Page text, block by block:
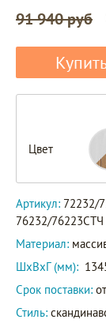
91 940 руб
Цвет
Артикул: 72232/
76232/76223СТЧ
Материал:
ШxВxГ (мм):
Срок поставки:
Стиль: